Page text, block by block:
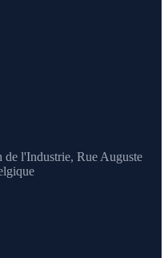
l'Industrie, Rue Auguste